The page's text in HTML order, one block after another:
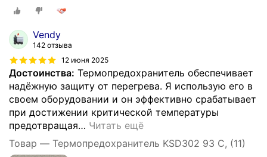
Vendy
142 отзыва
12 июня 2025
Достоинства: Термопредохранитель обеспечивает
надёжную защиту от перегрева. Я использую его в
своем оборудовании и он эффективно срабатывает
при достижении критической температуры
предотвращая… Читать ещё
Товар — Термопредохранитель KSD302 93 C, (11)